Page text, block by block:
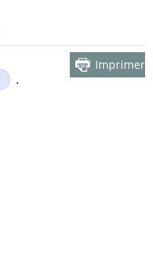
.
Imprimer